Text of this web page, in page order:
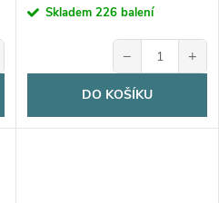
cena:Skladem 226 balení
− +
DO KOŠÍKU